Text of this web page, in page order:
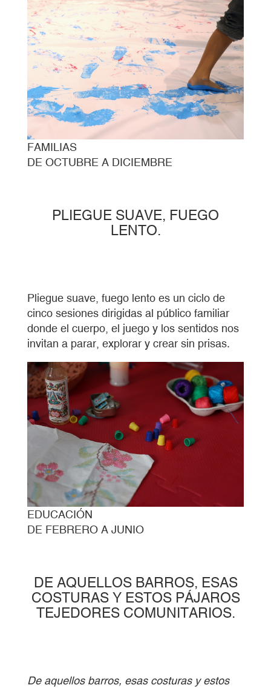
FAMILIAS
DE OCTUBRE A DICIEMBRE
PLIEGUE SUAVE, FUEGO
LENTO.
Pliegue suave, fuego lento es un ciclo de
cinco sesiones dirigidas al público familiar
donde el cuerpo, el juego y los sentidos nos
invitan a parar, explorar y crear sin prisas.
EDUCACIÓN
DE FEBRERO A JUNIO
DE AQUELLOS BARROS, ESAS
COSTURAS Y ESTOS PÁJAROS
TEJEDORES COMUNITARIOS.
De aquellos barros, esas costuras y estos